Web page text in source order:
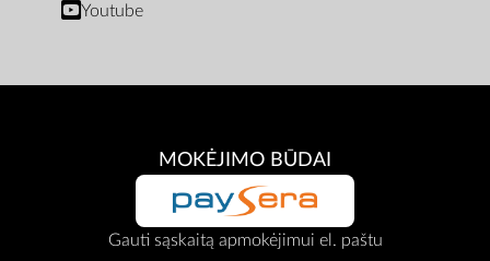
Youtube
MOKĖJIMO BŪDAI
Gauti sąskaitą apmokėjimui el. paštu